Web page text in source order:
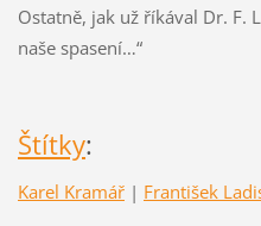
Ostatně, jak už říkával Dr. F.
naše spasení…“
Štítky:
Karel Kramář | František